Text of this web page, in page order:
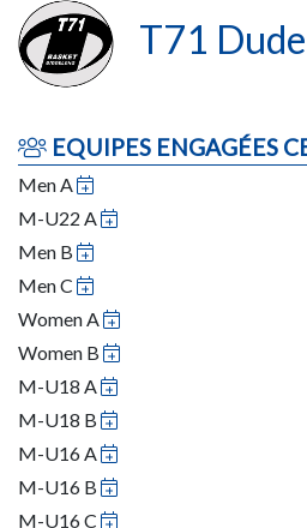
T71
EQUIPES ENGAGÉES
Men A
M-U22 A
Men B
Men C
Women A
Women B
M-U18 A
M-U18 B
M-U16 A
M-U16 B
M-U16 C